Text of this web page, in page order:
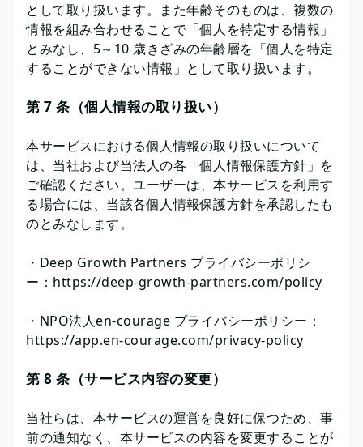
として取り扱います。また年齢そのものは、複数の
情報を組み合わせることで「個人を特定する情報」
とみなし、5～10 歳きざみの年齢層を「個人を特定
することができない情報」として取り扱います。
第 7 条（個人情報の取り扱い）
本サービスにおける個人情報の取り扱いについて
は、当社および当法人の各「個人情報保護方針」を
ご確認ください。ユーザーは、本サービスを利用す
る場合には、当該各個人情報保護方針を承認したも
のとみなします。
・Deep Growth Partners プライバシーポリシ
ー：https://deep-growth-partners.com/policy
・NPO法人en-courage プライバシーポリシー：
https://app.en-courage.com/privacy-policy
第 8 条（サービス内容の変更）
当社らは、本サービスの運営を良好に保つため、事
前の通知なく、本サービスの内容を変更することが